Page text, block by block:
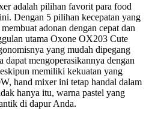
adalah pilihan favorit para food
Dengan 5 pilihan kecepatan yang
adonan dengan cepat dan
utama Oxone OX203 Cute
yang mudah dipegang
dapat mengoperasikannya dengan
memiliki kekuatan yang
hand mixer ini tetap handal dalam
hanya itu, warna pastel yang
di dapur Anda.